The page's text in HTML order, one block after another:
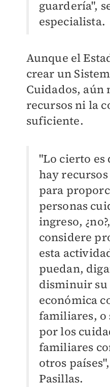
guardería",
especialista.
Aunque el
crear un
Cuidados, aún
recursos ni la
suficiente.
"Lo cierto es
hay
para
personas
ingreso,
considere
esta
puedan,
disminuir su
económica
familiares, o
por los
familiares
otros
Pasillas.